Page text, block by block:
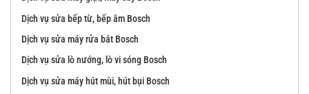
Dịch vụ sửa bếp từ, bếp âm Bosch
Dịch vụ sửa máy rửa bát Bosch
Dịch vụ sửa lò nướng, lò vi sóng Bosch
Dịch vụ sửa máy hút mùi, hút bụi Bosch